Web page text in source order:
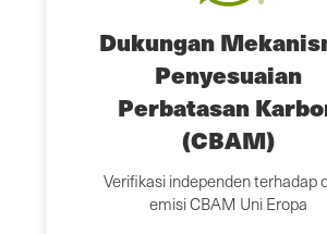
Dukungan
Penyesuaian
Perbatasan
(CBAM)
Verifikasi independen terhadap
emisi CBAM Uni Eropa